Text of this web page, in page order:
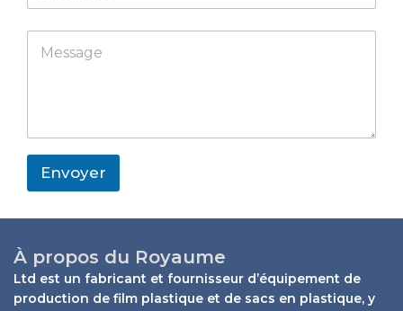
i
lp
m
p
N
s
s
g
E
a
l
M
e
*
Envoyer
À propos du Royaume
Ltd est un fabricant et fournisseur d’équipement de
production de film plastique et de sacs en plastique, y